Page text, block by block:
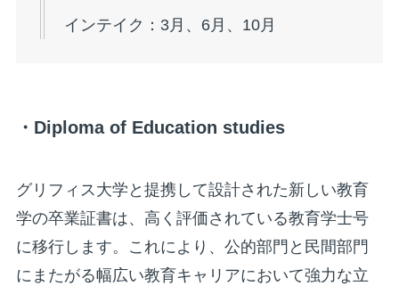
インテイク：3月、6月、10月
・Diploma of Education studies
グリフィス大学と提携して設計された新しい教育
学の卒業証書は、高く評価されている教育学士号
に移行します。これにより、公的部門と民間部門
にまたがる幅広い教育キャリアにおいて強力な立